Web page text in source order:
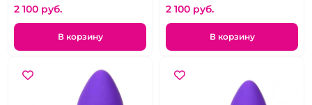
2 100 pуб.
В корзину
2 100 pуб.
В корзину